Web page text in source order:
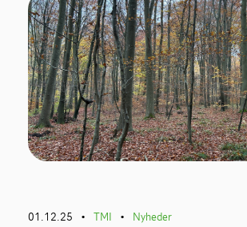
01.12.25 • TMI • Nyheder